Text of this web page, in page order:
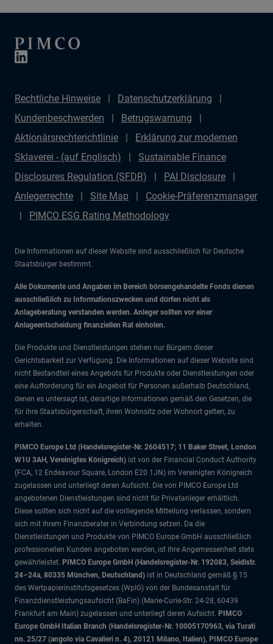
Rechtliche Hinweise
Datenschutzerklärung
Kundenbeschwerden
Betrugswarnung
Aktionärsrechterichtlinie
Erklärung zur modernen
Sklaverei - (auf Englisch)
Sustainable Finance
Disclosures Regulation (SFDR)
PAI Disclosure
Anlegerrechte
Site Map
Cookie-Präferenzmanager
PIMCO ESG Rating Methodology
Die Informationen auf dieser Website sind ausschließlich für Deutsche
Staatsbürger bestimmt.
Alle Dokumente und Angaben im Bereich börsengehandelte Fonds dienen
ausschließlich zu Informationszwecken und dürfen nicht als
Anlageberatung verstanden werden. Anleger sollten vor einer
Anlageentscheidung finanziellen Rat einholen.
Die Produkte und Dienstleistungen stehen nur Bürgern dieser
Gerichtsbarkeit zur Verfügung. Die Informationen auf dieser Website sind
nicht Bestandteil eines Angebots für Produkte oder Dienstleistungen oder
eine Aufforderung für ein Angebot für Personen außerhalb Deutschland,
denen es untersagt ist, derartige Informationen gemäß den Gesetzen, die
für ihre Staatsbürgerschaft, ihren Wohnsitz oder Wohnort gelten, zu
erhalten.
PIMCO Europe Ltd (Handelsregister-Nr. 2604517; 11 Baker Street, London
W1U 3AH, Vereinigtes Königreich) ist von der Financial Conduct Authority
(FCA, 12 Endeavour Square, London E20 1JN) im Vereinigten Königreich
zugelassen und unterliegt deren Aufsicht. Die von PIMCO Europe Ltd
angebotenen Dienstleistungen sind nicht für Privatanleger erhältlich.
Diese sollten sich nicht auf die vorliegende Mitteilung verlassen, sondern
sich mit ihrem Finanzberater in Verbindung setzen. Da die
Dienstleistungen und Produkte von PIMCO Europe GmbH ausschließlich
professionellen Kunden angeboten werden, ist ihre Angemessenheit stets
gewährleistet. PIMCO Europe GmbH (Handelsregister-Nr. 192083, Seidlstr.
24–24a, 80335 München, Deutschland) ist in Deutschland gemäß § 15
des Wertpapierinstitutsgesetzes (WpIG) von der Bundesanstalt für
Finanzdienstleistungsaufsicht (BaFin) (Marie-Curie-Str. 24-28, 60439
Frankfurt am Main) zugelassen und unterliegt deren Aufsicht. PIMCO
Europe GmbH Italian Branch (Handelsregister-Nr. 10005170963, via Turati
nn. 25/27 (angolo via Cavalieri n. 4), 20121 Milano, Italien), PIMCO Europe